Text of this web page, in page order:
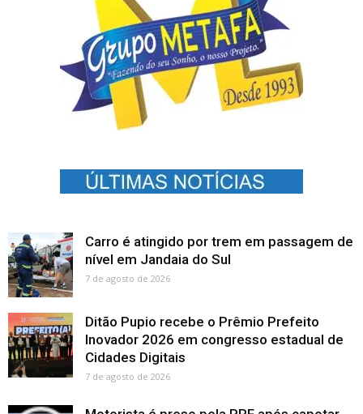
Carro é atingido por trem em passagem de
nível em Jandaia do Sul
7 de agosto de 2026
Ditão Pupio recebe o Prêmio Prefeito
Inovador 2026 em congresso estadual de
Cidades Digitais
7 de agosto de 2026